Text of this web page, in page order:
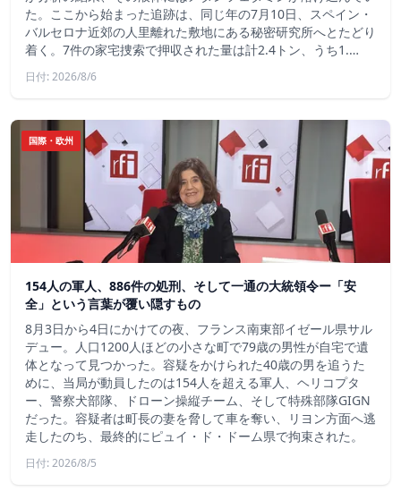
た。ここから始まった追跡は、同じ年の7月10日、スペイン・
バルセロナ近郊の人里離れた敷地にある秘密研究所へとたどり
着く。7件の家宅捜索で押収された量は計2.4トン、うち1.…
日付: 2026/8/6
国際・欧州
154人の軍人、886件の処刑、そして一通の大統領令ー「安
全」という言葉が覆い隠すもの
8月3日から4日にかけての夜、フランス南東部イゼール県サル
デュー。人口1200人ほどの小さな町で79歳の男性が自宅で遺
体となって見つかった。容疑をかけられた40歳の男を追うた
めに、当局が動員したのは154人を超える軍人、ヘリコプタ
ー、警察犬部隊、ドローン操縦チーム、そして特殊部隊GIGN
だった。容疑者は町長の妻を脅して車を奪い、リヨン方面へ逃
走したのち、最終的にピュイ・ド・ドーム県で拘束された。
日付: 2026/8/5